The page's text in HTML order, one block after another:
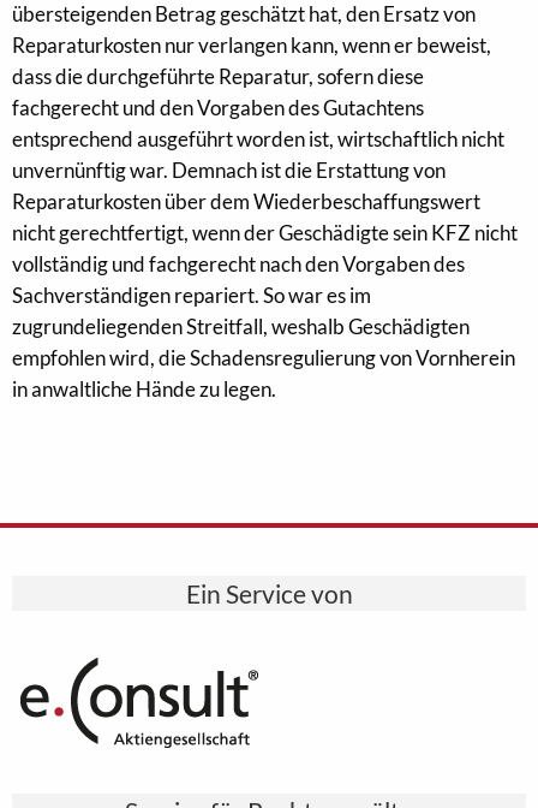
übersteigenden Betrag geschätzt hat, den Ersatz von
Reparaturkosten nur verlangen kann, wenn er beweist,
dass die durchgeführte Reparatur, sofern diese
fachgerecht und den Vorgaben des Gutachtens
entsprechend ausgeführt worden ist, wirtschaftlich nicht
unvernünftig war. Demnach ist die Erstattung von
Reparaturkosten über dem Wiederbeschaffungswert
nicht gerechtfertigt, wenn der Geschädigte sein KFZ nicht
vollständig und fachgerecht nach den Vorgaben des
Sachverständigen repariert. So war es im
zugrundeliegenden Streitfall, weshalb Geschädigten
empfohlen wird, die Schadensregulierung von Vornherein
in anwaltliche Hände zu legen.
Ein Service von